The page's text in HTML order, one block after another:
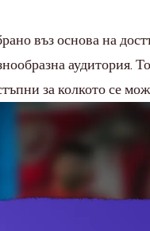
въз основа на
аудитория.
за колкото се